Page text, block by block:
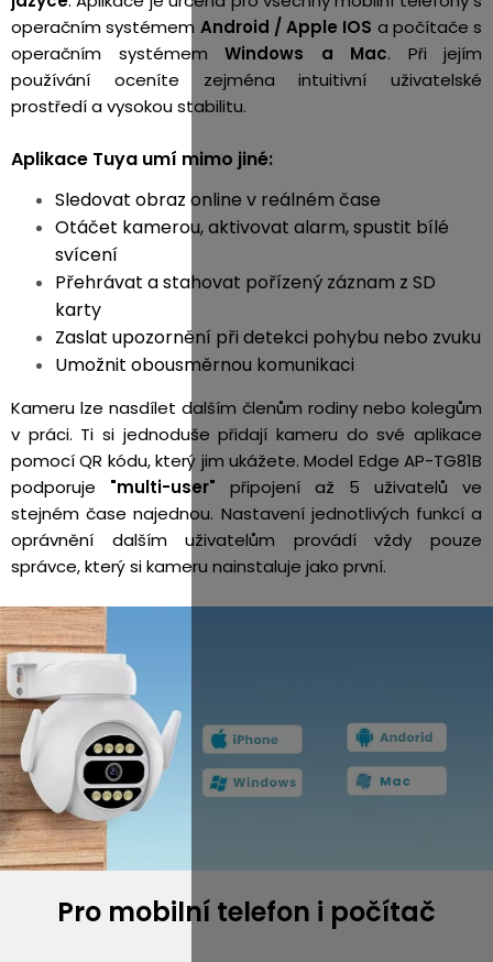
operačním systémem Android / Apple IOS a počítače s
operačním systémem Windows a Mac. Při jejím
používání oceníte zejména intuitivní uživatelské
prostředí a vysokou stabilitu.
Aplikace Tuya umí mimo jiné:
Sledovat obraz online v reálném čase
Otáčet kamerou, aktivovat alarm, spustit bílé
svícení
Přehrávat a stahovat pořízený záznam z SD
karty
Zaslat upozornění při detekci pohybu nebo zvuku
Umožnit obousměrnou komunikaci
Kameru lze nasdílet dalším členům rodiny nebo kolegům
v práci. Ti si jednoduše přidají kameru do své aplikace
pomocí QR kódu, který jim ukážete. Model Edge AP-TG81B
podporuje "multi-user" připojení až 5 uživatelů ve
stejném čase najednou. Nastavení jednotlivých funkcí a
oprávnění dalším uživatelům provádí vždy pouze
správce, který si kameru nainstaluje jako první.
Pro mobilní telefon i počítač